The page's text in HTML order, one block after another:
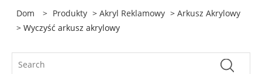
Dom > Produkty >Akryl Reklamowy >Arkusz Akrylowy
> Wyczyść arkusz akrylowy